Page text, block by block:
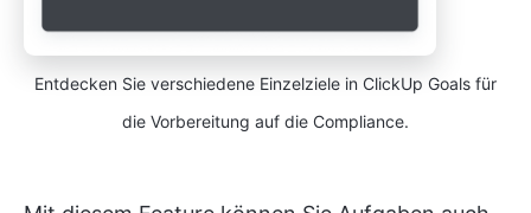
Entdecken Sie verschiedene Einzelziele in ClickUp Goals für
die Vorbereitung auf die Compliance.